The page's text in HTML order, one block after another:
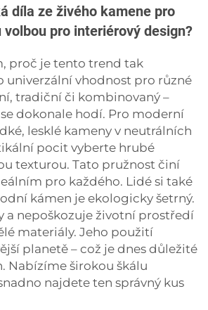
díla ze živého kamene pro
pro interiérový design?
proč je tento trend tak
univerzální vhodnost pro různé
tradiční či kombinovaný –
dokonale hodí. Pro moderní
lesklé kameny v neutrálních
pocit vyberte hrubé
texturou. Tato pružnost činí
pro každého. Lidé si také
kámen je ekologicky šetrný.
a nepoškozuje životní prostředí
materiály. Jeho použití
planetě – což je dnes důležité
Nabízíme širokou škálu
najdete ten správný kus